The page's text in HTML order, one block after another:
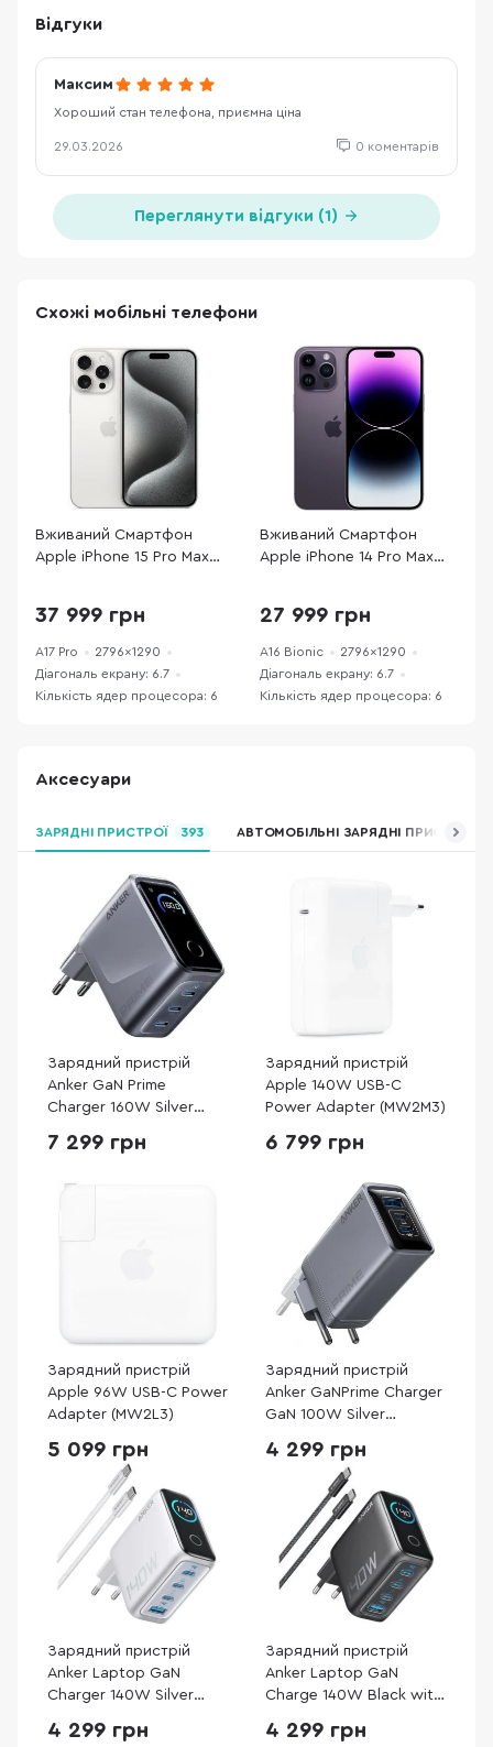
Відгуки
Максим
Хороший стан телефона, приємна ціна
29.03.2026 0 коментарів
Переглянути відгуки (1)
Схожі мобільні телефони
Вживаний Смартфон
Apple iPhone 15 Pro Max
хороший стан
37 999 грн
A17 Pro
2796x1290
Діагональ екрану: 6.7
Кількість ядер процесора: 6
Вживаний Смартфон
Apple iPhone 14 Pro Max
стан
27 999 грн
A16 Bionic
2796x1290
Діагональ екрану: 6.7
Кількість ядер процесора: 6
Аксесуари
ЗАРЯДНІ ПРИСТРОЇ 393 АВТОМОБІЛЬНІ ЗАРЯДНІ ПРИСТРОЇ
Зарядний пристрій
Anker GaN Prime
Charger 160W Silver
7 299 грн
Зарядний пристрій
Apple 140W USB-C
Power Adapter (MW2M3)
6 799 грн
Зарядний пристрій
Apple 96W USB-C Power
Adapter (MW2L3)
5 099 грн
Зарядний пристрій
Anker GaNPrime Charger
GaN 100W Silver
4 299 грн
Зарядний пристрій
Anker Laptop GaN
Charger 140W Silver
4 299 грн
Зарядний пристрій
Anker Laptop GaN
Charge 140W Black with
(B2697GZ1)
4 299 грн